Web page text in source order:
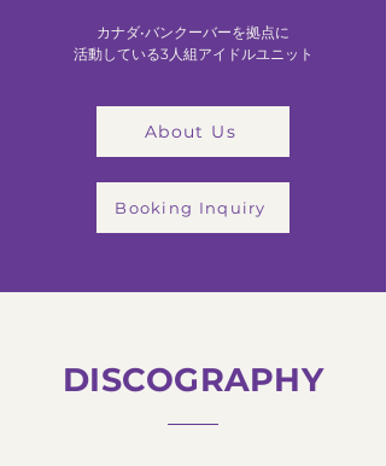
カナダ•バンクーバーを拠点に
活動している3人組アイドルユニット
About Us
Booking Inquiry
DISCOGRAPHY